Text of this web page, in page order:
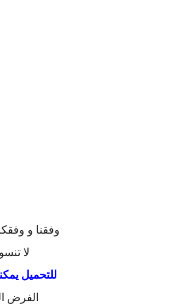
وفقنا و
لا
للتحميل
الفرض